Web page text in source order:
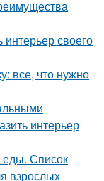
своего
все, что нужно
интерьер
еды. Список
взрослых